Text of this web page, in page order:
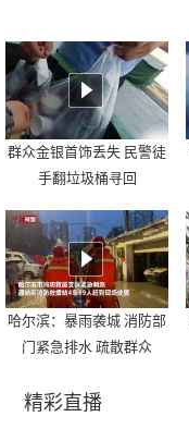
群众金银首饰丢失 民警徒
手翻垃圾桶寻回
哈尔滨：暴雨袭城 消防部
门紧急排水 疏散群众
精彩直播